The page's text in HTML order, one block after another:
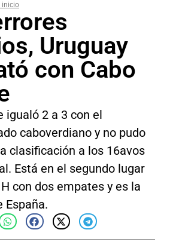
inicio
Uruguay
con Cabo
igualó 2 a 3 con el
caboverdiano y no pudo
clasificación a los 16avos
Está en el segundo lugar
con dos empates y es la
España.